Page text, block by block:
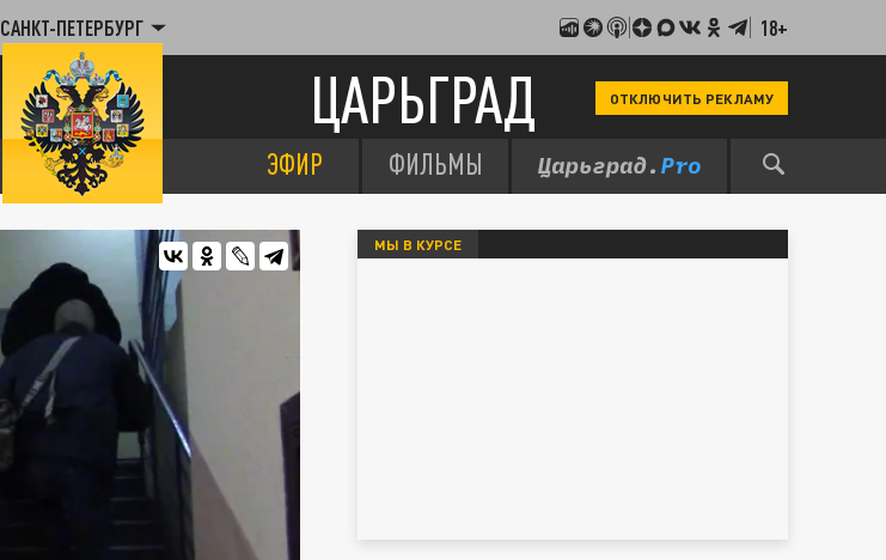
САНКТ-ПЕТЕРБУРГ 18+
ЦАРЬГРАД ОТКЛЮЧИТЬ РЕКЛАМУ
ЭФИР ФИЛЬМЫ
МЫ В КУРСЕ